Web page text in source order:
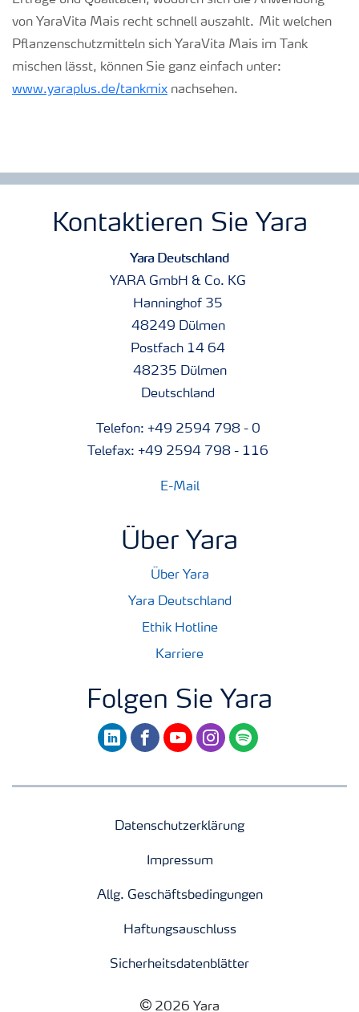
von YaraVita Mais recht schnell auszahlt. Mit welchen
Pflanzenschutzmitteln sich YaraVita Mais im Tank
mischen lässt, können Sie ganz einfach unter:
www.yaraplus.de/tankmix nachsehen.
Kontaktieren Sie Yara
Yara Deutschland
YARA GmbH & Co. KG
Hanninghof 35
48249 Dülmen
Postfach 14 64
48235 Dülmen
Deutschland
Telefon: +49 2594 798 - 0
Telefax: +49 2594 798 - 116
E-Mail
Über Yara
Über Yara
Yara Deutschland
Ethik Hotline
Karriere
Folgen Sie Yara
linkedinfacebookyoutubeinstagram
spotify
Datenschutzerklärung
Impressum
Allg. Geschäftsbedingungen
Haftungsauschluss
Sicherheitsdatenblätter
2026 Yara